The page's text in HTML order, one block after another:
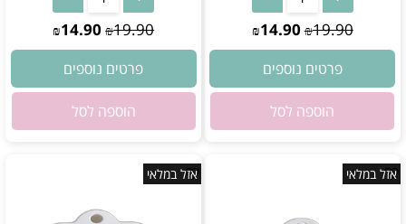
₪19.90
₪14.90
פרטים נוספים
הוספה לסל
₪19.90
₪14.90
פרטים נוספים
הוספה לסל
אזל במלאי אזל במלאי